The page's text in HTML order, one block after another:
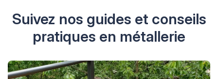
Suivez nos guides et conseils
pratiques en métallerie